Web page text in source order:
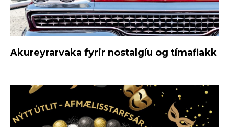
Akureyrarvaka fyrir nostalgíu og tímaflakk